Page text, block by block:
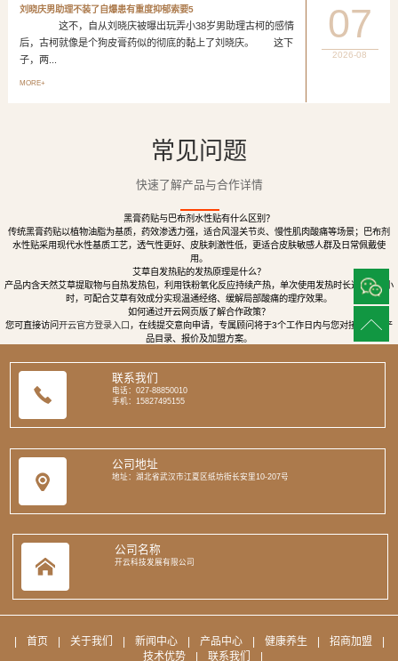
刘晓庆男助理不装了自爆患有重度抑郁索要5
这不，自从刘晓庆被曝出玩弄小38岁男助理古柯的感情
后，古柯就像是个狗皮膏药似的彻底的黏上了刘晓庆。 这下
子，两...
MORE+
07
2026-08
常见问题
快速了解产品与合作详情
黑膏药贴与巴布剂水性贴有什么区别？
传统黑膏药贴以植物油脂为基质，药效渗透力强，适合风湿关节炎、慢性肌肉酸痛等场景；巴布剂
水性贴采用现代水性基质工艺，透气性更好、皮肤刺激性低，更适合皮肤敏感人群及日常佩戴使
用。
艾草自发热贴的发热原理是什么？
产品内含天然艾草提取物与自热发热包，利用铁粉氧化反应持续产热，单次使用发热时长达8至12小
时，可配合艾草有效成分实现温通经络、缓解局部酸痛的理疗效果。
如何通过开云网页版了解合作政策？
您可直接访问 开云官方登录入口，在线提交意向申请，专属顾问将于3个工作日内与您对接，提供产
品目录、报价及加盟方案。
联系我们
电话：027-88850010
手机：15827495155
公司地址
地址：湖北省武汉市江夏区纸坊街长安里10-207号
公司名称
开云科技发展有限公司
首页 关于我们 新闻中心 产品中心 健康养生 招商加盟
技术优势
联系我们